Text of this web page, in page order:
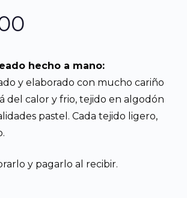
hecho a mano:
y elaborado con mucho cariño
del calor y frio, tejido en algodón
pastel. Cada tejido ligero,
y pagarlo al recibir.